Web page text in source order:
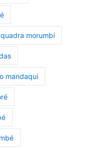
morumbi
mandaqui